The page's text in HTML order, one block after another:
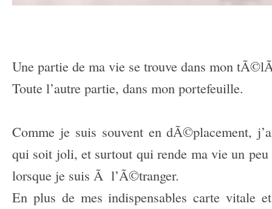
Une partie de ma vie se trouve dans mon
Toute l’autre partie, dans mon portefeuille.
Comme je suis souvent en dÃ©placement,
qui soit joli, et surtout qui rende ma vie un
lorsque je suis Ã l’Ã©tranger.
En plus de mes indispensables carte vitale